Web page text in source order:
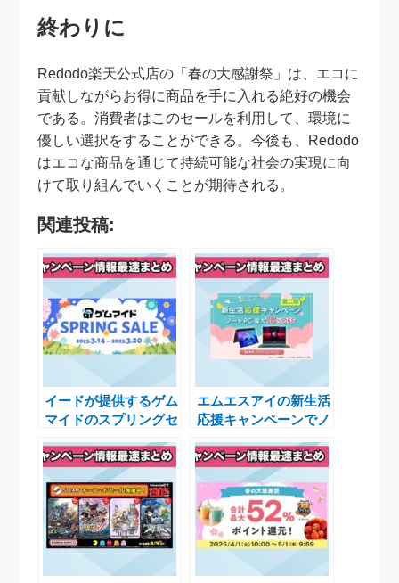
終わりに
Redodo楽天公式店の「春の大感謝祭」は、エコに
貢献しながらお得に商品を手に入れる絶好の機会
である。消費者はこのセールを利用して、環境に
優しい選択をすることができる。今後も、Redodo
はエコな商品を通じて持続可能な社会の実現に向
けて取り組んでいくことが期待される。
関連投稿:
イードが提供するゲム
マイドのスプリングセ
ロマイド販売開始
エムエスアイの新生活
応援キャンペーンでノ
18%OFF！お得なチャ
ンス